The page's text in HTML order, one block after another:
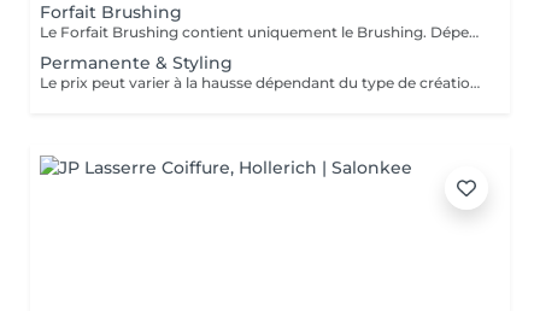
Forfait Brushing
Le Forfait Brushing contient uniquement le Brushing. Dépendant de la longueur des cheveux, le prix peut varier. En cas de questions veuillez appeler au +352 27 70 21 25.
Permanente & Styling
Le prix peut varier à la hausse dépendant du type de création finalement réalisée.